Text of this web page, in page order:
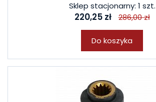
Sklep stacjonarny: 1 szt.
220,25 zł 286,00 zł
Do koszyka